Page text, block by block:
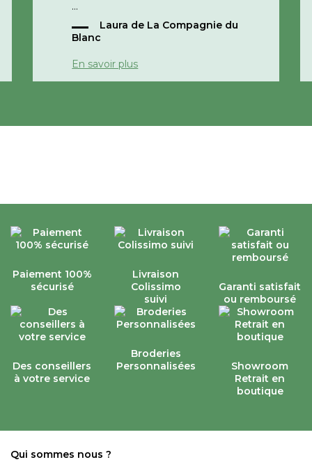
Cordialement,
Laura de La Compagnie du
Blanc
En savoir plus
Paiement 100%
sécurisé
Livraison
Colissimo
suivi
Garanti satisfait
ou remboursé
Des conseillers
à votre service
Broderies
Personnalisées
Showroom
Retrait en
boutique
Qui sommes nous ?